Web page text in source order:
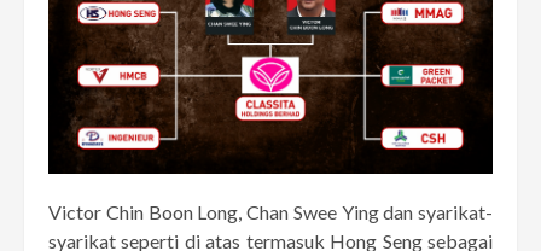
Victor Chin Boon Long, Chan Swee Ying dan syarikat-
syarikat seperti di atas termasuk Hong Seng sebagai